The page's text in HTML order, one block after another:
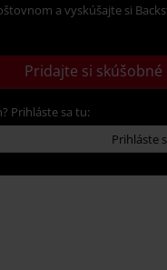
a vyskúšajte si
Pridajte si
Prihláste sa tu:
Prihláste